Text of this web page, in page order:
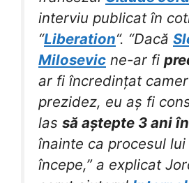
interviu publicat în
“Liberation“. “Dacă
Milosevic ne-ar fi
ar fi încredințat
prezidez, eu aș fi
las să aștepte 3 ani
înainte ca procesul
începe,” a explicat